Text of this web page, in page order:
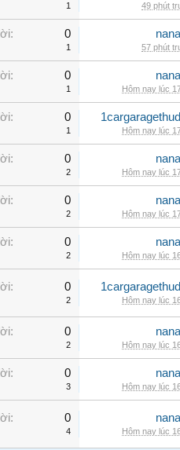
1 49 phút
0
1 57 phút
0
1 Hôm nay lúc
0
1 Hôm nay lúc
0
2 Hôm nay lúc
0
2 Hôm nay lúc
0
2 Hôm nay lúc
0
2 Hôm nay lúc
0
2 Hôm nay lúc
0
3 Hôm nay lúc
0
4 Hôm nay lúc